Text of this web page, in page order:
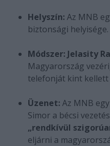
Helyszín: Az MNB
biztonsági helyisége.
Módszer: Jelasity
Magyarország
telefonját kint kellett
Üzenet: Az MNB
Simor a bécsi
„rendkívül
eljárni a